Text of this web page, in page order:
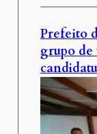
Prefeito
grupo de